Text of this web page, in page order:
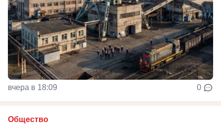
вчера в 18:09 0
Общество